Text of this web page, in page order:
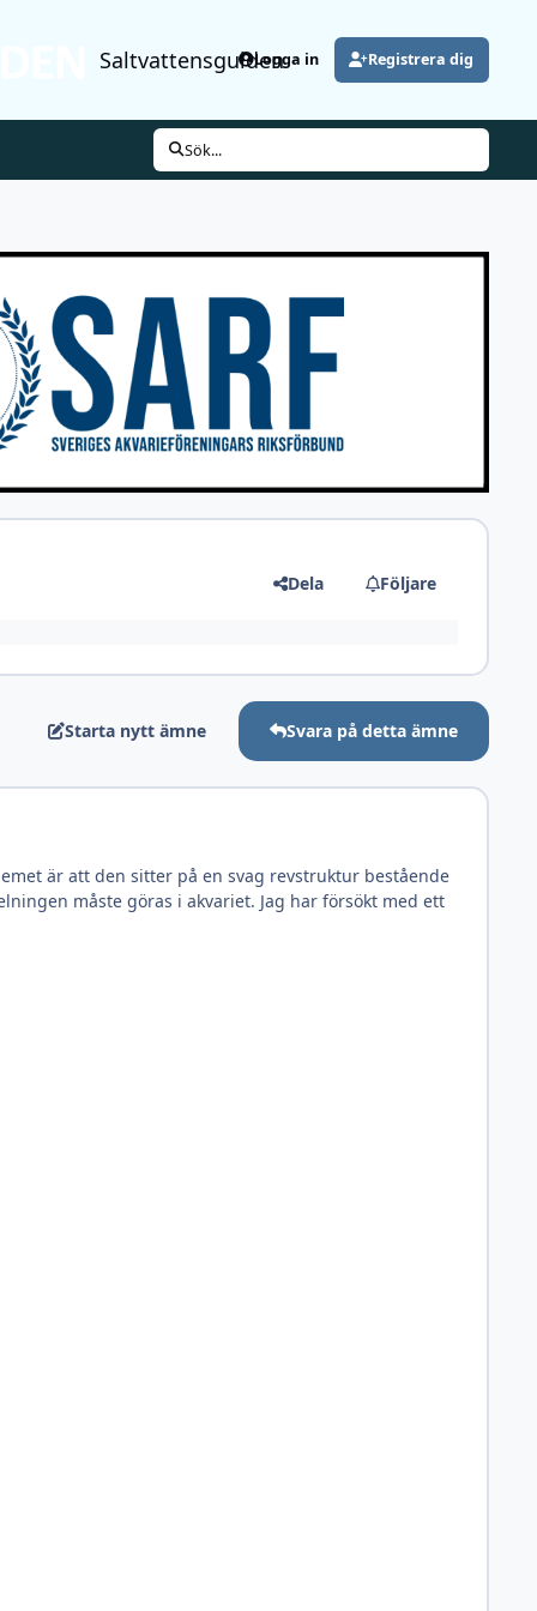
SaltvattensguidenLogga in Registrera dig
Sök...
Dela Följare
Starta nytt ämne Svara på detta ämne
är att den sitter på en svag revstruktur bestående
måste göras i akvariet. Jag har försökt med ett